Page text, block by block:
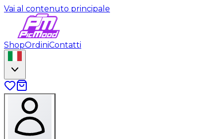
Vai al contenuto principale
ShopOrdiniContatti